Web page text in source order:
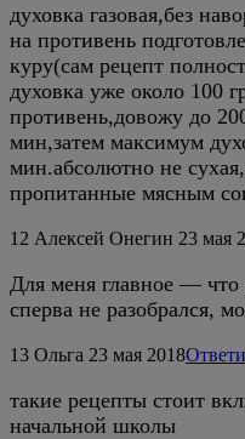
духовка газовая,без
на противень
куру(сам рецепт
духовка уже около 100
противень,довожу до
мин,затем максимум
мин.абсолютно не
пропитанные мясным
12 Алексей Онегин 23 мая
Для меня главное —
сперва не разобрался,
13 Ольга 23 мая 2018
такие рецепты стоит
начальной школы